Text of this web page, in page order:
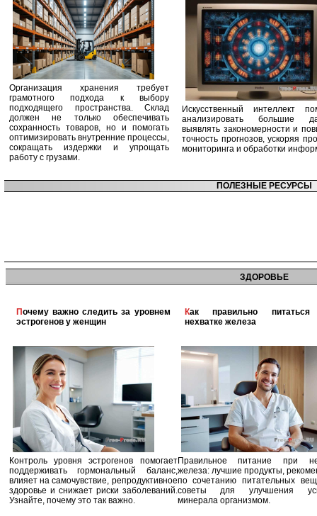
Организация хранения требует
грамотного подхода к выбору
подходящего пространства. Склад
должен не только обеспечивать
сохранность товаров, но и помогать
оптимизировать внутренние процессы,
сокращать издержки и упрощать
работу с грузами.
Искусственный интеллект
анализировать большие
выявлять закономерности и
точность прогнозов, ускоряя
мониторинга и обработки
ПОЛЕЗНЫЕ РЕСУРСЫ
ЗДОРОВЬЕ
Почему важно следить за уровнем
эстрогенов у женщин
Контроль уровня эстрогенов помогает
поддерживать гормональный баланс,
влияет на самочувствие, репродуктивное
здоровье и снижает риски заболеваний.
Узнайте, почему это так важно.
Как правильно питаться при
нехватке железа
Правильное питание при
железа: лучшие продукты,
по сочетанию питательных
советы для улучшения
минерала организмом.